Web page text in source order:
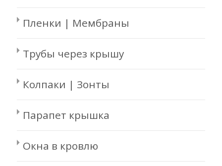
Пленки | Мембраны
Трубы через крышу
Колпаки | Зонты
Парапет крышка
Окна в кровлю